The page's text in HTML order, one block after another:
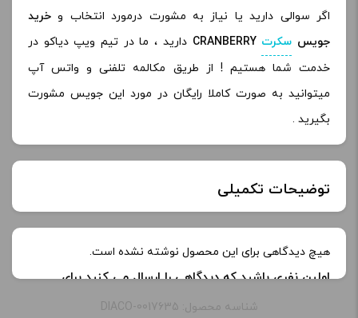
اگر سوالی دارید یا نیاز به مشورت درمورد انتخاب و خرید
جویس سکرت CRANBERRY
دارید ، ما در تیم ویپ دیاکو در
خدمت شما هستیم ! از طریق مکالمه تلفنی و واتس آپ
میتوانید به صورت کاملا رایگان در مورد این جویس مشورت
بگیرید .
توضیحات تکمیلی
نیکوتین: 3 میلی گرم, 6 میلی‌ گرم
هیچ دیدگاهی برای این محصول نوشته نشده است.
اولین نفری باشید که دیدگاهی را ارسال می کنید برای
“جویس کرن بری سکرت ساس | SECRET SAUCE
شناسه محصول: DIACO-0017635